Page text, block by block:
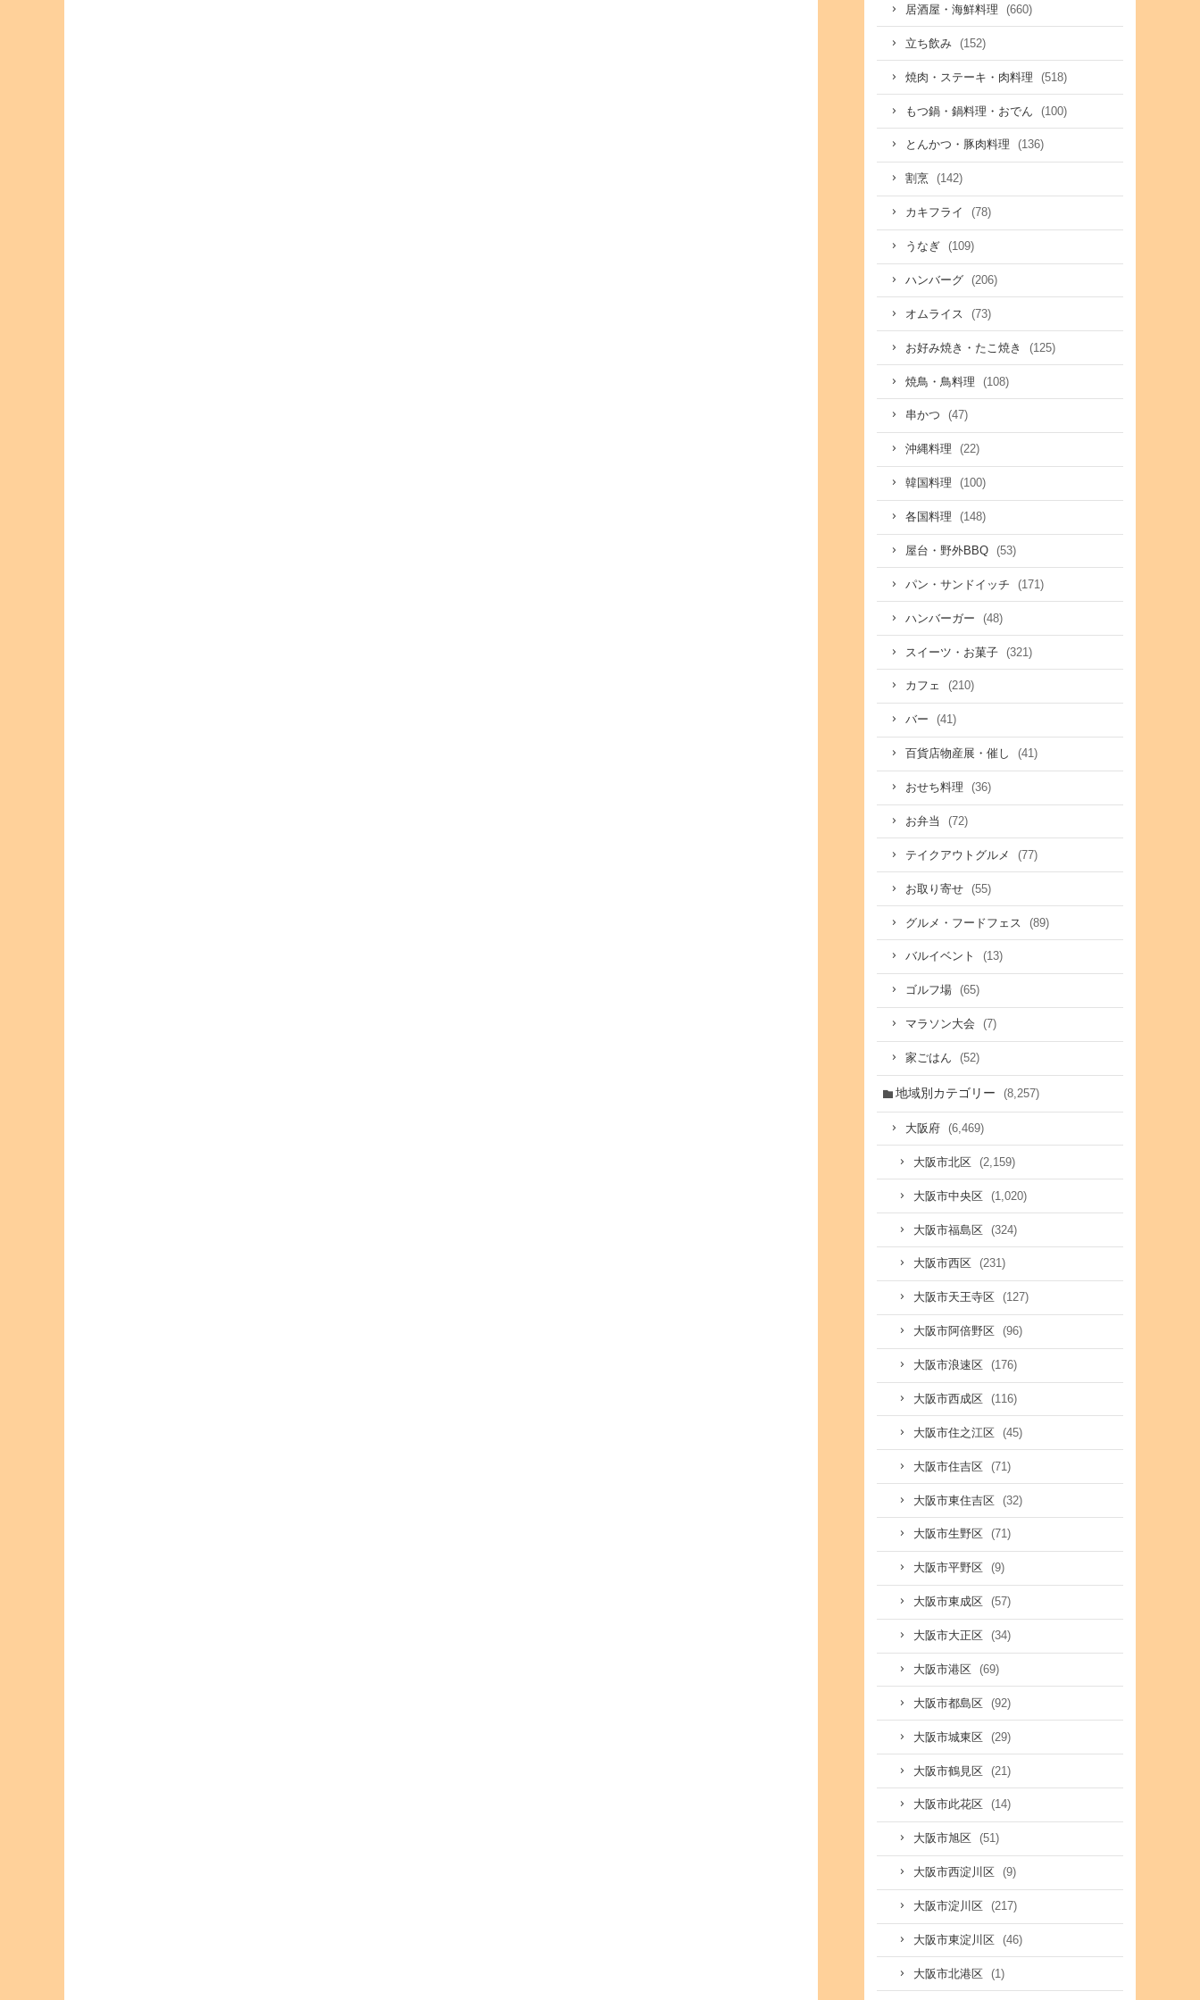
居酒屋・海鮮料理 (660)
立ち飲み (152)
焼肉・ステーキ・肉料理 (518)
もつ鍋・鍋料理・おでん (100)
とんかつ・豚肉料理 (136)
割烹 (142)
カキフライ (78)
うなぎ (109)
ハンバーグ (206)
オムライス (73)
お好み焼き・たこ焼き (125)
焼鳥・鳥料理 (108)
串かつ (47)
沖縄料理 (22)
韓国料理 (100)
各国料理 (148)
屋台・野外BBQ (53)
パン・サンドイッチ (171)
ハンバーガー (48)
スイーツ・お菓子 (321)
カフェ (210)
バー (41)
百貨店物産展・催し (41)
おせち料理 (36)
お弁当 (72)
テイクアウトグルメ (77)
お取り寄せ (55)
グルメ・フードフェス (89)
バルイベント (13)
ゴルフ場 (65)
マラソン大会 (7)
家ごはん (52)
地域別カテゴリー (8,257)
大阪府 (6,469)
大阪市北区 (2,159)
大阪市中央区 (1,020)
大阪市福島区 (324)
大阪市西区 (231)
大阪市天王寺区 (127)
大阪市阿倍野区 (96)
大阪市浪速区 (176)
大阪市西成区 (116)
大阪市住之江区 (45)
大阪市住吉区 (71)
大阪市東住吉区 (32)
大阪市生野区 (71)
大阪市平野区 (9)
大阪市東成区 (57)
大阪市大正区 (34)
大阪市港区 (69)
大阪市都島区 (92)
大阪市城東区 (29)
大阪市鶴見区 (21)
大阪市此花区 (14)
大阪市旭区 (51)
大阪市西淀川区 (9)
大阪市淀川区 (217)
大阪市東淀川区 (46)
大阪市北港区 (1)